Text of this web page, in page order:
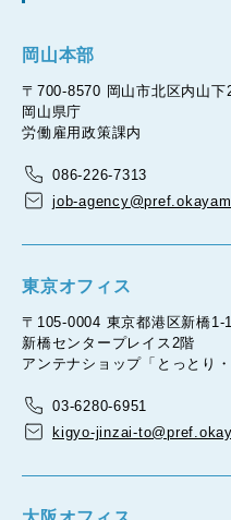
岡山本部
〒700-8570 岡山市北区内山下
岡山県庁
労働雇用政策課内
086-226-7313
job-
東京オフィス
〒105-0004 東京都港区新橋1-
新橋センタープレイス2階
アンテナショップ「とっとり
03-6280-6951
kigyo-jinzai-